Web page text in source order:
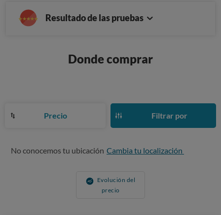
Resultado de las pruebas
Donde comprar
Precio Filtrar por
No conocemos tu ubicación Cambia tu localización
Evolución del
precio